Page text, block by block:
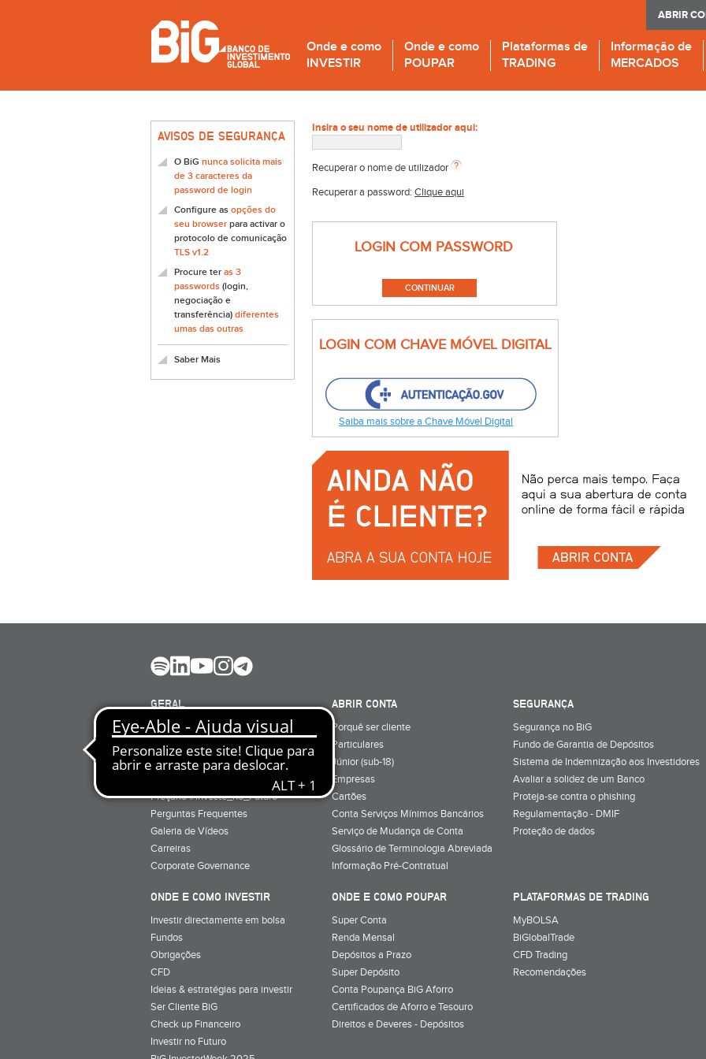
ABRIR
Onde e como
INVESTIR
Onde e como
POUPAR
Plataformas de
TRADING
Informação de
MERCADOS
AVISOS DE SEGURANÇA
O BiG nunca solicita mais
de 3 caracteres da
password de login
Configure as opções do
seu browser para activar o
protocolo de comunicação
TLS v1.2
Procure ter as 3
passwords (login,
negociação e
transferência) diferentes
umas das outras
Saber Mais
Insira o seu nome de utilizador aqui:
Recuperar o nome de utilizador
Recuperar a password: Clique aqui
LOGIN COM PASSWORD
LOGIN COM CHAVE MÓVEL DIGITAL
Saiba mais sobre a Chave Móvel Digital
GERAL
Quem Somos
Preçário
Minha conta
Preçário #Investe_no_Futuro
Perguntas Frequentes
Galeria de Vídeos
Carreiras
Corporate Governance
ABRIR CONTA
Porquê ser cliente
Particulares
Júnior (sub-18)
Empresas
Cartões
Conta Serviços Mínimos Bancários
Serviço de Mudança de Conta
Glossário de Terminologia Abreviada
Informação Pré-Contratual
SEGURANÇA
Segurança no BiG
Fundo de Garantia de Depósitos
Sistema de Indemnização aos Investidores
Avaliar a solidez de um Banco
Proteja-se contra o phishing
Regulamentação - DMIF
Proteção de dados
ONDE E COMO INVESTIR
Investir directamente em bolsa
Fundos
Obrigações
CFD
Ideias & estratégias para investir
Ser Cliente BiG
Check up Financeiro
Investir no Futuro
ONDE E COMO POUPAR
Super Conta
Renda Mensal
Depósitos a Prazo
Super Depósito
Conta Poupança BiG Aforro
Certificados de Aforro e Tesouro
Direitos e Deveres - Depósitos
PLATAFORMAS DE TRADING
MyBOLSA
BiGlobalTrade
CFD Trading
Recomendações